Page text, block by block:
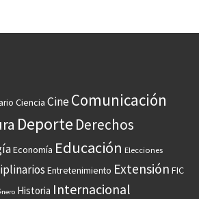
Ciencia CineComunicación
Deporte Derechos
Economía Educación Elecciones
Entretenimiento Extensión FIC
Historia Internacional